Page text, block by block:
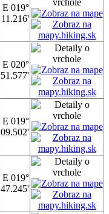
E 019°
11.216'
E 020°
51.577'
E 019°
09.502'
E 019°
47.245'